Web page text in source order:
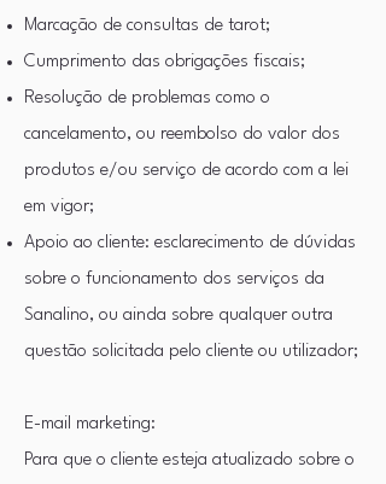
Marcação de consultas de tarot;
Cumprimento das obrigações fiscais;
Resolução de problemas como o
cancelamento, ou reembolso do valor dos
produtos e/ou serviço de acordo com a lei
em vigor;
Apoio ao cliente: esclarecimento de dúvidas
sobre o funcionamento dos serviços da
Sanalino, ou ainda sobre qualquer outra
questão solicitada pelo cliente ou utilizador;
E-mail marketing:
Para que o cliente esteja atualizado sobre o